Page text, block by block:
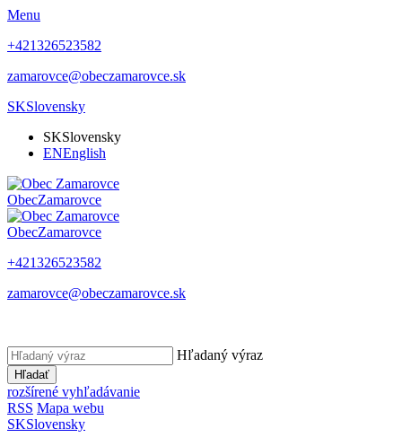
Menu
+421326523582
zamarovce@obeczamarovce.sk
SKSlovensky
SKSlovensky
ENEnglish
ObecZamarovce
ObecZamarovce
+421326523582
zamarovce@obeczamarovce.sk
Hľadaný výraz
Hľadať
rozšírené vyhľadávanie
RSS Mapa webu
SKSlovensky